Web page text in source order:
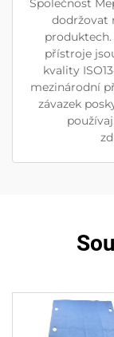
Společnost
dodržovat
přístroje
kvality
mezinárodní
závazek